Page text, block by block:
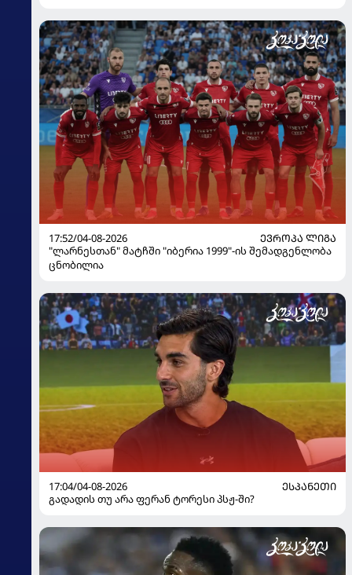
17:52/04-08-2026
ᲔᲕᲠᲝᲞᲐ ᲚᲘᲒᲐ
"ლარნესთან" მატჩში "იბერია 1999"-ის შემადგენლობა
ცნობილია
17:04/04-08-2026
ᲔᲡᲞᲐᲜᲔᲗᲘ
გადადის თუ არა ფერან ტორესი პსჟ-ში?